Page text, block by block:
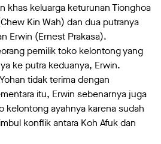
khas keluarga keturunan Tionghoa
Kin Wah) dan dua putranya
Erwin (Ernest Prakasa).
pemilik toko kelontong yang
ke putra keduanya, Erwin.
tidak terima dengan
itu, Erwin sebenarnya juga
kelontong ayahnya karena sudah
konflik antara Koh Afuk dan